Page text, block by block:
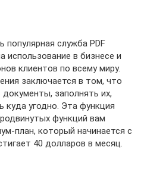
популярная служба PDF
использование в бизнесе и
клиентов по всему миру.
заключается в том, что
заполнять их,
куда угодно. Эта функция
функций вам
план, который начинается с
40 долларов в месяц.